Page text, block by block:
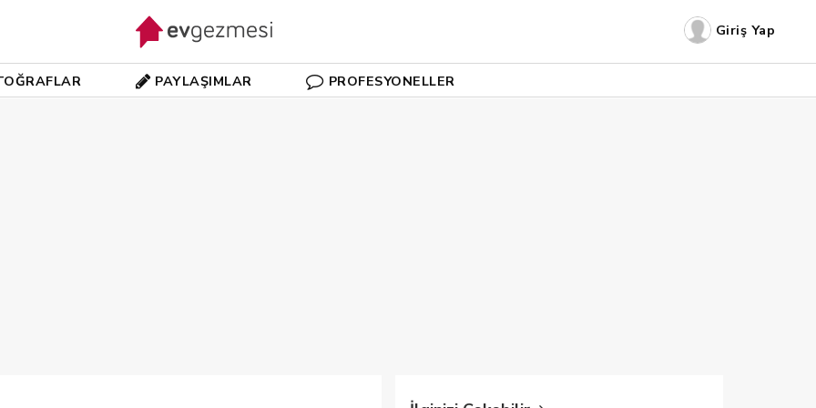
Giriş Yap
PAYLAŞIMLAR PROFESYONELLER